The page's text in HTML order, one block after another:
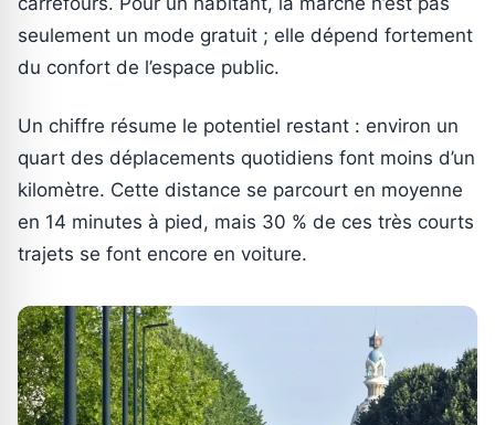
seulement un mode gratuit ; elle dépend fortement
du confort de l’espace public.
Un chiffre résume le potentiel restant : environ un
quart des déplacements quotidiens font moins d’un
kilomètre. Cette distance se parcourt en moyenne
en 14 minutes à pied, mais 30 % de ces très courts
trajets se font encore en voiture.